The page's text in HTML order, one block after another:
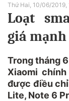
Thứ Hai, 10/06/2019,
Loạt
giá
Trong tháng
Xiaomi
được điều
Lite, Note 6